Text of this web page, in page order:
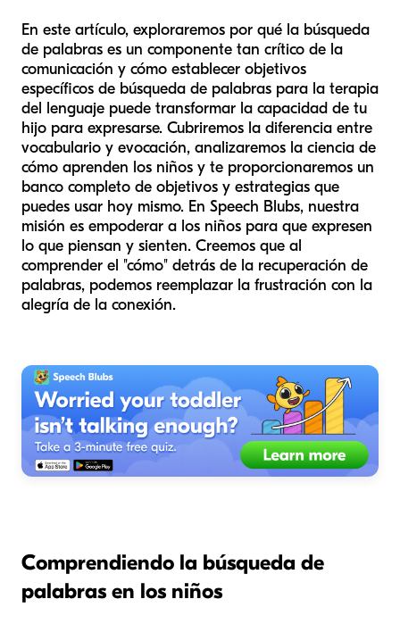
En este artículo, exploraremos por qué la búsqueda
de palabras es un componente tan crítico de la
comunicación y cómo establecer objetivos
específicos de búsqueda de palabras para la terapia
del lenguaje puede transformar la capacidad de tu
hijo para expresarse. Cubriremos la diferencia entre
vocabulario y evocación, analizaremos la ciencia de
cómo aprenden los niños y te proporcionaremos un
banco completo de objetivos y estrategias que
puedes usar hoy mismo. En Speech Blubs, nuestra
misión es empoderar a los niños para que expresen
lo que piensan y sienten. Creemos que al
comprender el "cómo" detrás de la recuperación de
palabras, podemos reemplazar la frustración con la
alegría de la conexión.
Comprendiendo la búsqueda de
palabras en los niños